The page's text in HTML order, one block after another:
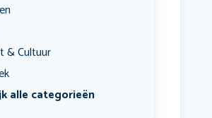
& Cultuur
alle categorieën